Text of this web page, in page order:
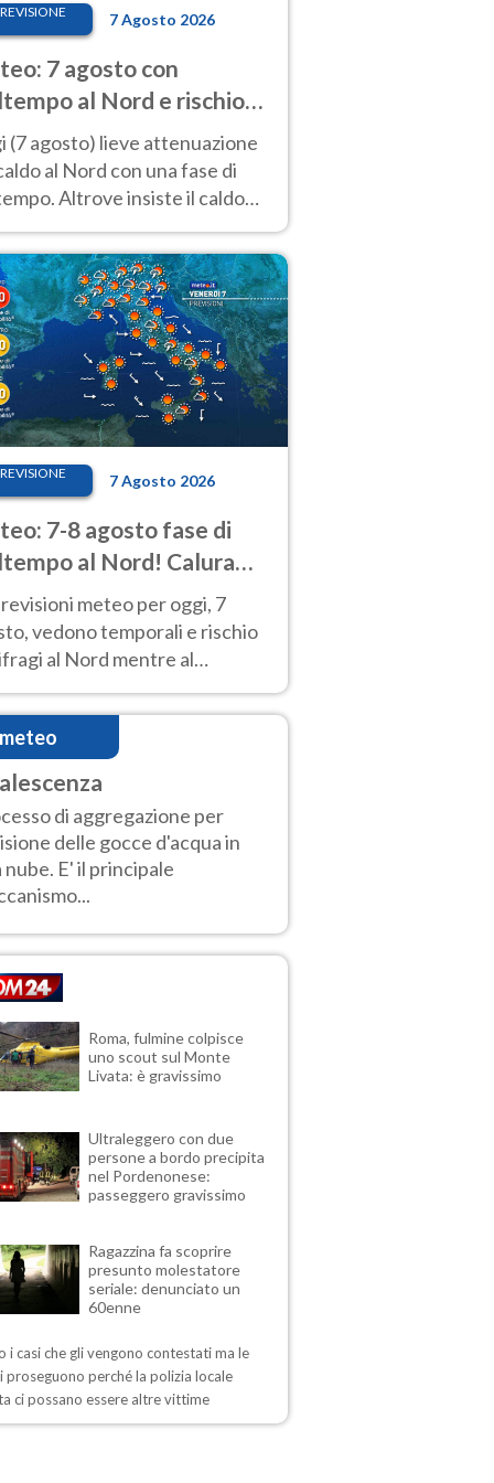
7 Agosto 2026
7 agosto con
al Nord e rischio
Altrove caldo
(7 agosto) lieve attenuazione
al Nord con una fase di
Altrove insiste il caldo
7 Agosto 2026
7-8 agosto fase di
al Nord! Calura
a Ferragostometeo per oggi, 7
vedono temporali e rischio
al Nord mentre al
Sud sole e caldo sempre
intenso.
di aggregazione per
delle gocce d'acqua in
nube. E' il principale
Roma, fulmine colpisce
uno scout sul Monte
Livata: è gravissimo
Ultraleggero con due
persone a bordo precipita
nel Pordenonese:
passeggero gravissimo
Ragazzina fa scoprire
presunto molestatore
seriale: denunciato un
60enne
i casi che gli vengono contestati ma le
proseguono perché la polizia locale
ci possano essere altre vittime